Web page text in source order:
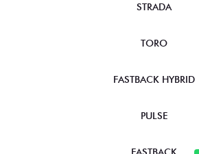
STRADA
TORO
FASTBACK HYBRID
PULSE